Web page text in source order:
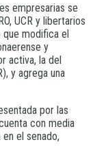
empresarias se
UCR y libertarios
modifica el
y
activa, la del
y agrega una
por las
con media
el senado,